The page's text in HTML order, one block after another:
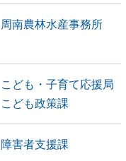
周南農林水産事務所
こども・子育て応援局
こども政策課
障害者支援課